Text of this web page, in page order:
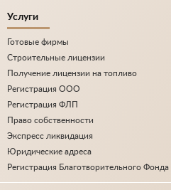
Услуги
Готовые фирмы
Строительные лицензии
Получение лицензии на топливо
Регистрация ООО
Регистрация ФЛП
Право собственности
Экспресс ликвидация
Юридические адреса
Регистрация Благотворительного Фонда